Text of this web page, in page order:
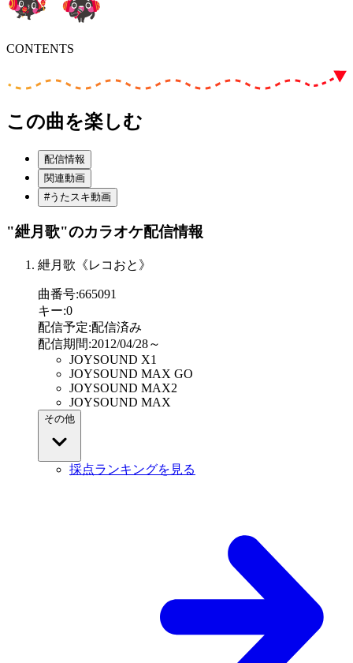
CONTENTS
この曲を楽しむ
配信情報
関連動画
#うたスキ動画
"紲月歌"のカラオケ配信情報
紲月歌《レコおと》
曲番号:665091
キー:0
配信予定:配信済み
配信期間:2012/04/28～
JOYSOUND X1
JOYSOUND MAX GO
JOYSOUND MAX2
JOYSOUND MAX
その他
採点ランキングを見る